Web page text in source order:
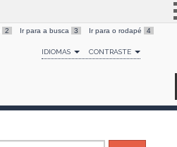
Simplifique!
Comunica BR
Canais
2 Ir para a busca 3 Ir para o rodapé 4
IDIOMAS CONTRASTE